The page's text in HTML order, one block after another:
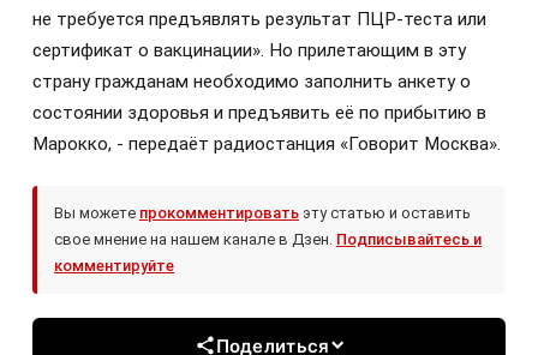
не требуется предъявлять результат ПЦР-теста или
сертификат о вакцинации». Но прилетающим в эту
страну гражданам необходимо заполнить анкету о
состоянии здоровья и предъявить её по прибытию в
Марокко, - передаёт радиостанция «Говорит Москва».
Вы можете прокомментировать эту статью и оставить
свое мнение на нашем канале в Дзен. Подписывайтесь и
комментируйте
Поделиться